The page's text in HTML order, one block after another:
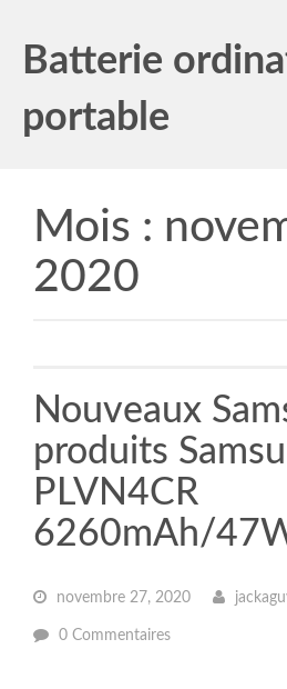
Batterie
portable
Mois :
2020
Nouveaux
produits
PLVN4CR
6260mAh/
novembre 27, 2020
0 Commentaires